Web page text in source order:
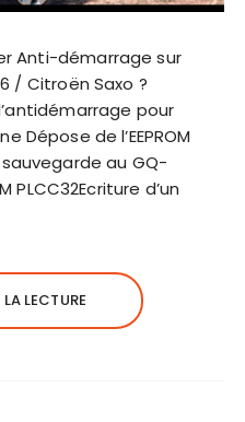
Anti-démarrage sur
/ Citroën Saxo ?
pour
Dépose de l’EEPROM
au GQ-
PLCC32Ecriture d’un
LECTURE